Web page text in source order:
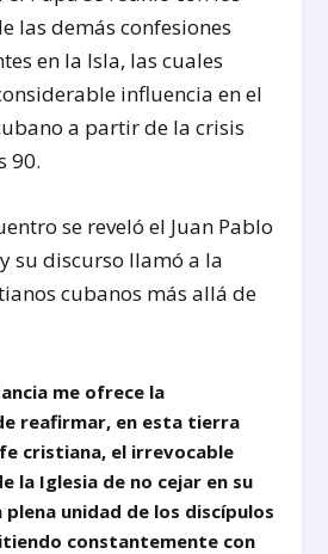
las demás confesiones
en la Isla, las cuales
influencia en el
a partir de la crisis
90.
se reveló el Juan Pablo
su discurso llamó a la
cubanos más allá de
me ofrece la
reafirmar, en esta tierra
cristiana, el irrevocable
la Iglesia de no cejar en su
plena unidad de los discípulos
constantemente con